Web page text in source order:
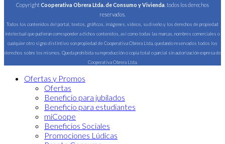
CopyrightCooperativa Obrera Ltda. de Consumo y Vivienda . todos los derechos
reservados.
Todos los contenidos del portal, textos, gráficos, imágenes, videos, su diseño y los derechos de propiedad
intelectual que pudieran corresponder a dichos contenidos, así como todas las marcas, nombres comerciales o
cualquier otro signo distintivo son propiedad de Cooperativa Obrera Ltda, quedando reservados todos los
derechos sobre los mismos. Queda prohibida su reproducción o copia total o parcial sin autorización expresa de
Cooperativa Obrera Ltda.
Ofertas y Promos
Ofertas
Beneficio para jubilados
Beneficio para estudiantes
miCoope
Beneficios Sociales
Promociones Lúdicas